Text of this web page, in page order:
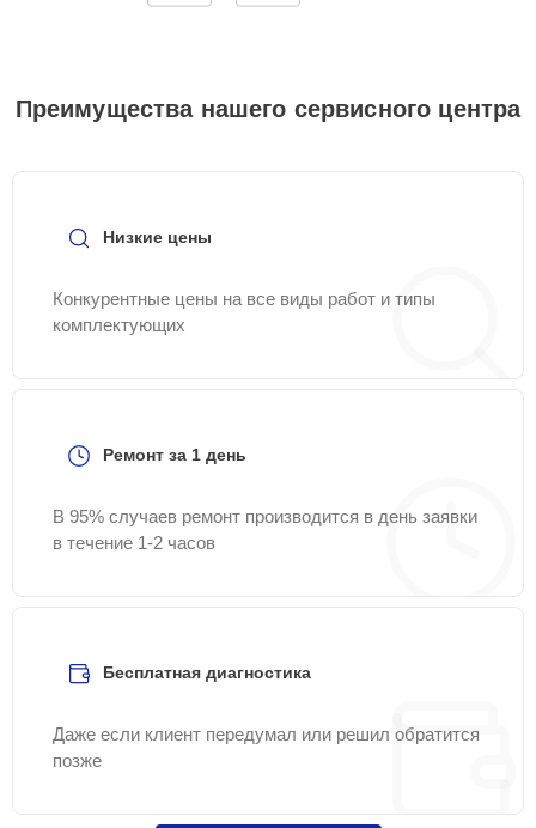
Преимущества нашего сервисного центра
Низкие цены
Конкурентные цены на все виды работ и типы
комплектующих
Ремонт за 1 день
В 95% случаев ремонт производится в день заявки
в течение 1-2 часов
Бесплатная диагностика
Даже если клиент передумал или решил обратится
позже